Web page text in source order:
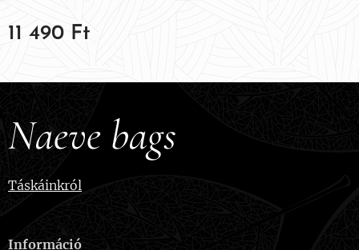
11 490 Ft
Naeve bags
Táskáinkról
Információ